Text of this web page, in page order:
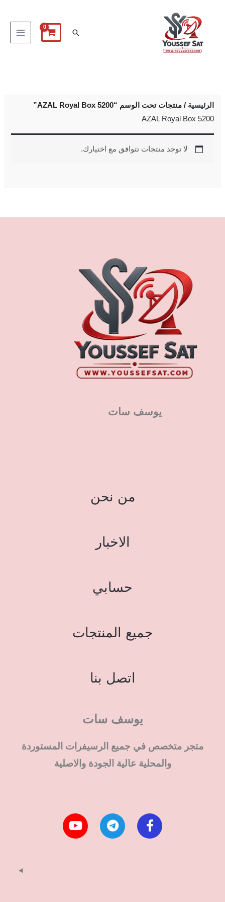
البحث
الرئيسية / منتجات تحت الوسم “AZAL Royal Box 5200”
AZAL Royal Box 5200
لا توجد منتجات تتوافق مع اختيارك.
يوسف سات
من نحن
الاخبار
حسابي
جميع المنتجات
اتصل بنا
يوسف سات
متجر متخصص في جميع الرسيفرات المستوردة
والمحلية عالية الجودة والاصلية